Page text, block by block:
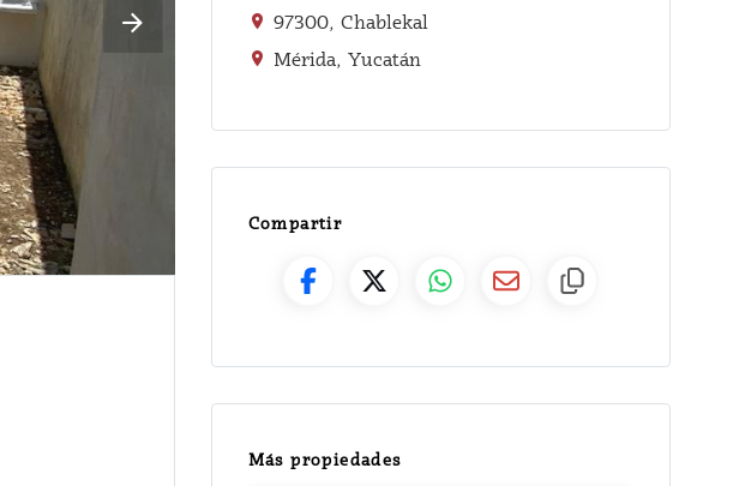
97300, Chablekal
Mérida, Yucatán
Compartir
Más propiedades